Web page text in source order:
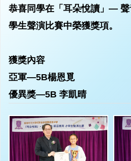
恭喜同學在「耳朵悅讀」—
學生聲演比賽中榮獲獎項。
獲獎內容
亞軍—5B楊恩覓
優異獎—5B 李凱晴